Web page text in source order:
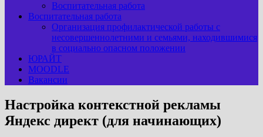
Воспитательная работа
Воспитательная работа
Организация профилактической работы с
несовершеннолетними и семьями, находившимися
в социально опасном положении
ЮРАЙТ
MOODLE
Вакансии
Настройка контекстной рекламы
Яндекс директ (для начинающих)